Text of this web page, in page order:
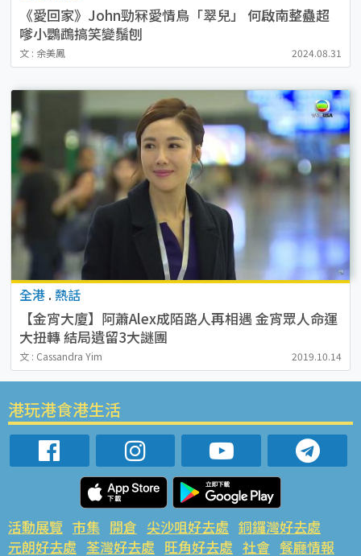
《愛回家》John勁冧愛情鳥「翠兒」 何啟南整蠱超
嗲小鸚鵡搞笑變鬚刨
文 : 余美鳳 2024.08.31
全港 . 熱話
【金宵大廈】阿蕭Alex成陌路人再相遇 金宵眾人命運
大扭轉 結局遺留3大謎團
文 : Cassandra Yim 2019.10.14
港玩港食港生活
活動展覽 市集 開倉 尖沙咀好去處 銅鑼灣好去處
元朗好去處 荃灣好去處 旺角好去處 社會 餐廳情報